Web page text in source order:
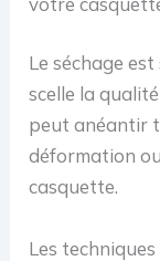
Le séchage
scelle la
peut anéantir
déformation
casquette.
Les